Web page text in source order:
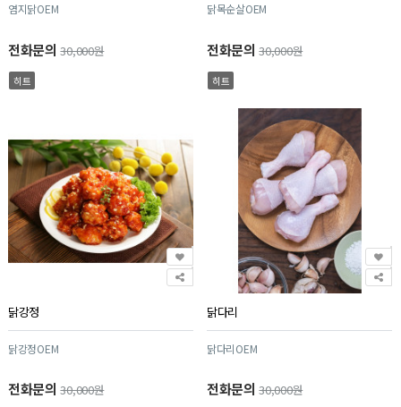
염지닭OEM
전화문의30,000원
히트
닭목순살OEM
전화문의30,000원
히트
닭강정
닭강정OEM
전화문의30,000원
닭다리
닭다리OEM
전화문의30,000원